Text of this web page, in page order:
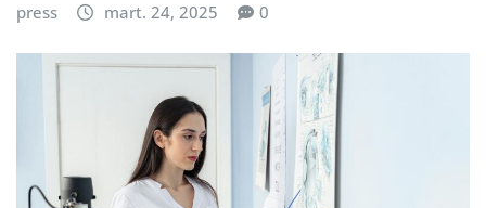
press mart. 24, 2025 0